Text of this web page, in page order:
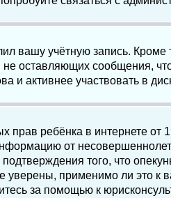
вашу учётную запись. Кроме
не оставляющих сообщения,
и активнее участвовать в
прав ребёнка в интернете от
от
того, что
применимо ли это к
за помощью к